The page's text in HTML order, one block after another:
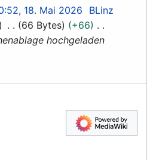
18. Mai 2026
BLinz
66 Bytes
+66
hochgeladen